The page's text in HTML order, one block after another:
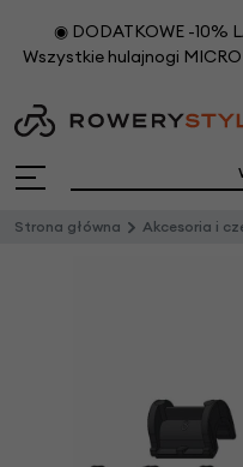
◉ DODATKOWE -10%
Wszystkie hulajnogi
Strona główna Akcesoria i